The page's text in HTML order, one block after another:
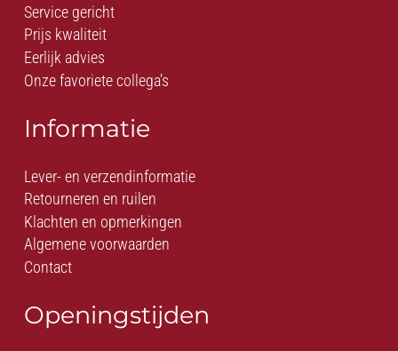
Service gericht
Prijs kwaliteit
Eerlijk advies
Onze favoriete collega’s
Informatie
Lever- en verzendinformatie
Retourneren en ruilen
Klachten en opmerkingen
Algemene voorwaarden
Contact
Openingstijden